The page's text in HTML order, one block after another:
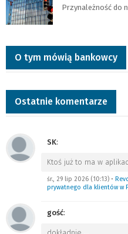
Przynależność do
O tym mówią bankowcy
Ostatnie komentarze
SK:
Ktoś już to ma w
śr., 29 lip 2026 (10:13) •
prywatnego dla klientów w
gość: